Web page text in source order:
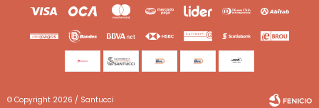
© Copyright 2026 / Santucci